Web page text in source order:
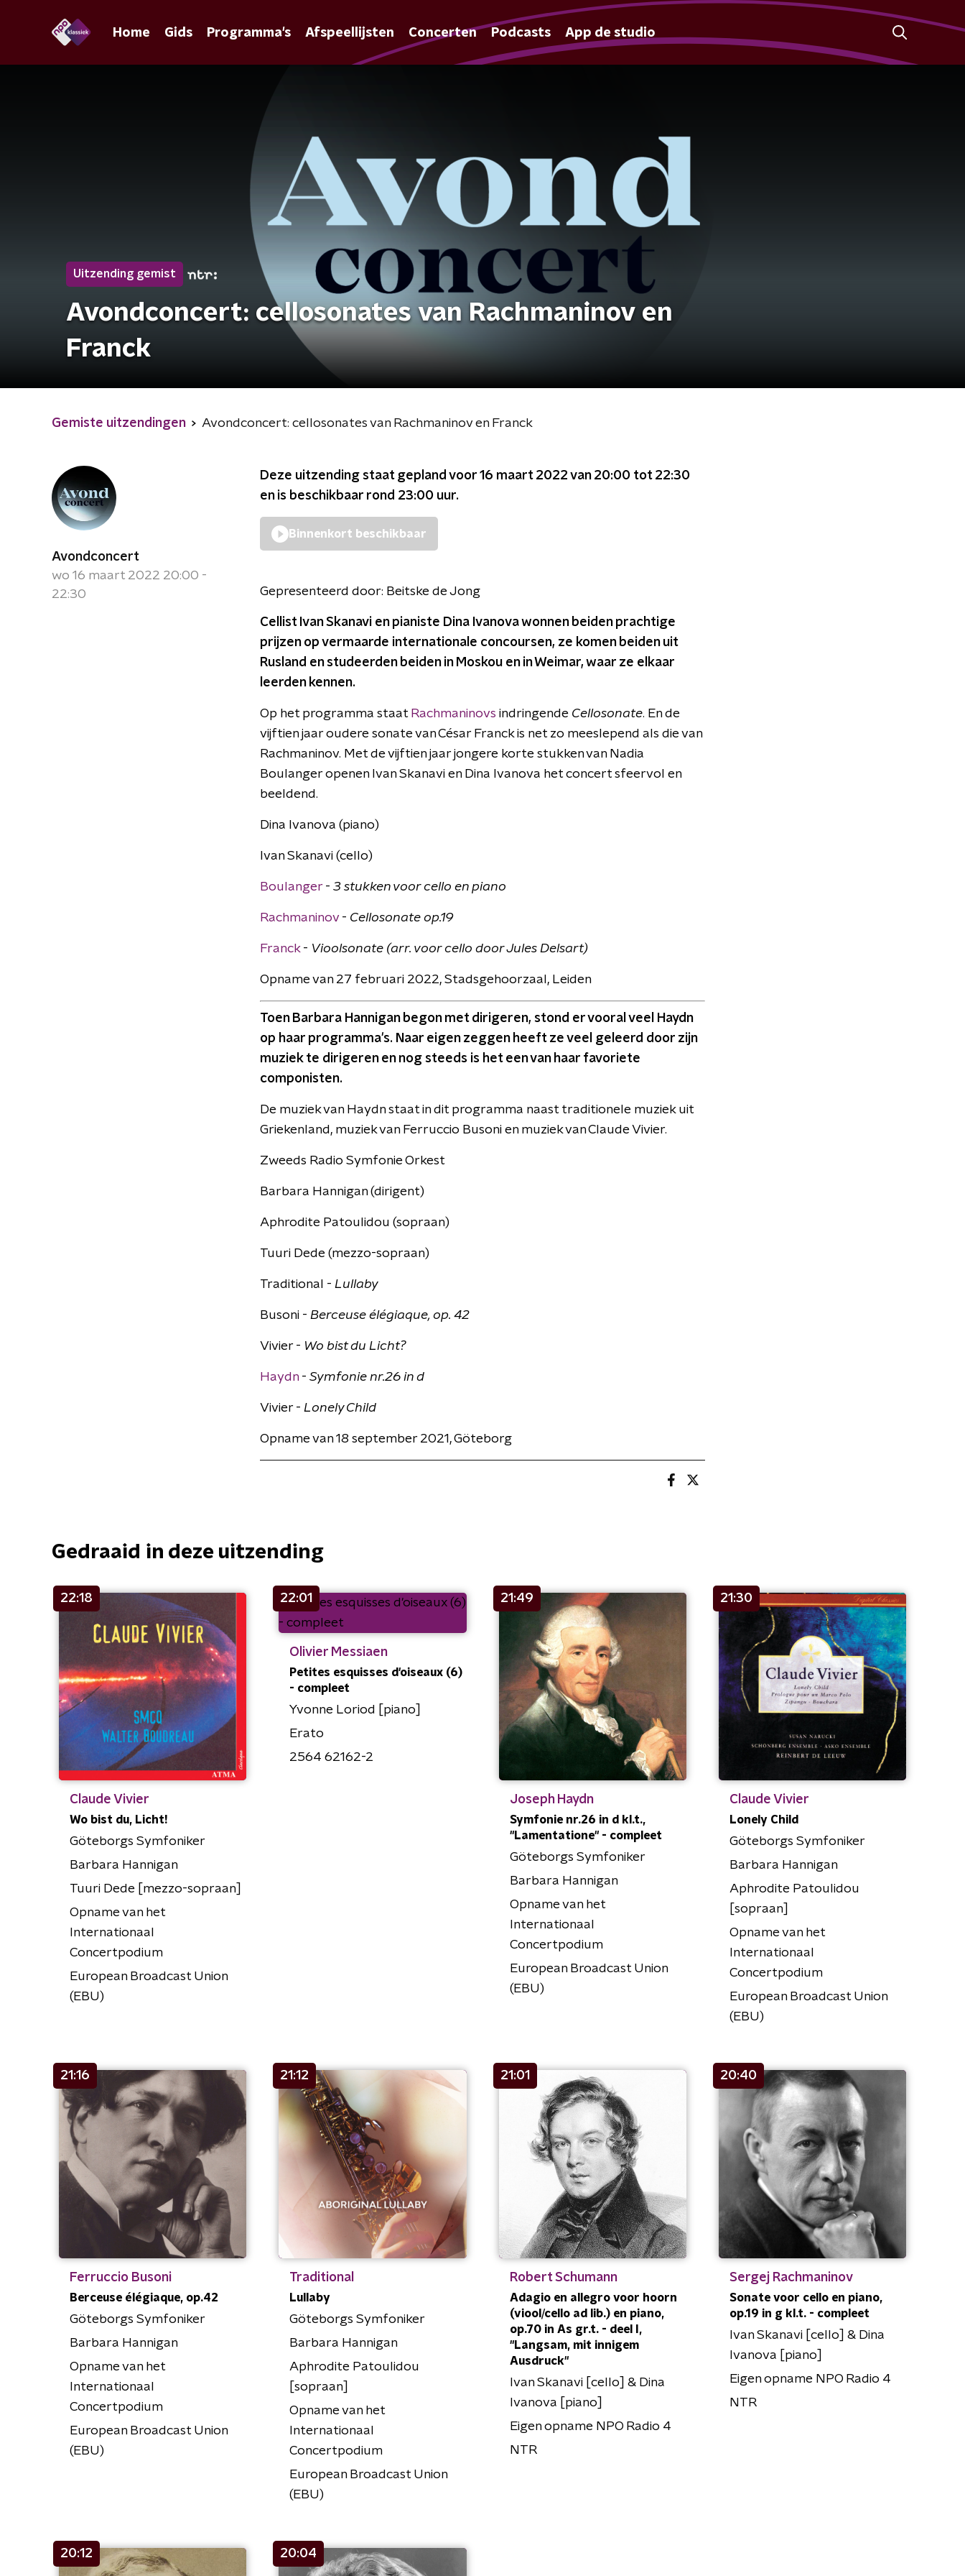
Home Gids Programma's Afspeellijsten Concerten Podcasts App de studio
Uitzending gemist
Avondconcert: cellosonates van Rachmaninov en
Franck
Gemiste uitzendingen Avondconcert: cellosonates van Rachmaninov en Franck
Avondconcert
wo 16 maart 2022 20:00 -
22:30
Deze uitzending staat gepland voor 16 maart 2022 van 20:00 tot 22:30
en is beschikbaar rond 23:00 uur.
Binnenkort beschikbaar
Gepresenteerd door: Beitske de Jong
Cellist Ivan Skanavi en pianiste Dina Ivanova wonnen beiden prachtige
prijzen op vermaarde internationale concoursen, ze komen beiden uit
Rusland en studeerden beiden in Moskou en in Weimar, waar ze elkaar
leerden kennen.
Op het programma staat Rachmaninovs indringende Cellosonate. En de
vijftien jaar oudere sonate van César Franck is net zo meeslepend als die van
Rachmaninov. Met de vijftien jaar jongere korte stukken van Nadia
Boulanger openen Ivan Skanavi en Dina Ivanova het concert sfeervol en
beeldend.
Dina Ivanova (piano)
Ivan Skanavi (cello)
Boulanger - 3 stukken voor cello en piano
Rachmaninov- Cellosonate op.19
Franck- Vioolsonate (arr. voor cello door Jules Delsart)
Opname van 27 februari 2022, Stadsgehoorzaal, Leiden
Toen Barbara Hannigan begon met dirigeren, stond er vooral veel Haydn
op haar programma's. Naar eigen zeggen heeft ze veel geleerd door zijn
muziek te dirigeren en nog steeds is het een van haar favoriete
componisten.
De muziek van Haydn staat in dit programma naast traditionele muziek uit
Griekenland, muziek van Ferruccio Busoni en muziek van Claude Vivier.
Zweeds Radio Symfonie Orkest
Barbara Hannigan (dirigent)
Aphrodite Patoulidou (sopraan)
Tuuri Dede (mezzo-sopraan)
Traditional - Lullaby
Busoni - Berceuse élégiaque, op. 42
Vivier - Wo bist du Licht?
Haydn - Symfonie nr.26 in d
Vivier - Lonely Child
Opname van 18 september 2021, Göteborg
Gedraaid in deze uitzending
22:18
Claude Vivier
Wo bist du, Licht!
Göteborgs Symfoniker
Barbara Hannigan
Tuuri Dede [mezzo-sopraan]
Opname van het
Internationaal
Concertpodium
European Broadcast Union
(EBU)
22:01
Olivier Messiaen
Petites esquisses d'oiseaux (6)
- compleet
Yvonne Loriod [piano]
Erato
2564 62162-2
21:49
Joseph Haydn
Symfonie nr.26 in d kl.t.,
"Lamentatione" - compleet
Göteborgs Symfoniker
Barbara Hannigan
Opname van het
Internationaal
Concertpodium
European Broadcast Union
(EBU)
21:30
Claude Vivier
Lonely Child
Göteborgs Symfoniker
Barbara Hannigan
Aphrodite Patoulidou
[sopraan]
Opname van het
Internationaal
Concertpodium
European Broadcast Union
(EBU)
21:16
Ferruccio Busoni
Berceuse élégiaque, op.42
Göteborgs Symfoniker
Barbara Hannigan
Opname van het
Internationaal
Concertpodium
European Broadcast Union
(EBU)
21:12
Traditional
Lullaby
Göteborgs Symfoniker
Barbara Hannigan
Aphrodite Patoulidou
[sopraan]
Opname van het
Internationaal
Concertpodium
European Broadcast Union
(EBU)
21:01
Robert Schumann
Adagio en allegro voor hoorn
(viool/cello ad lib.) en piano,
op.70 in As gr.t. - deel I,
"Langsam, mit innigem
Ausdruck"
Ivan Skanavi [cello] & Dina
Ivanova [piano]
Eigen opname NPO Radio 4
NTR
20:40
Sergej Rachmaninov
Sonate voor cello en piano,
op.19 in g kl.t. - compleet
Ivan Skanavi [cello] & Dina
Ivanova [piano]
Eigen opname NPO Radio 4
NTR
20:12 20:04